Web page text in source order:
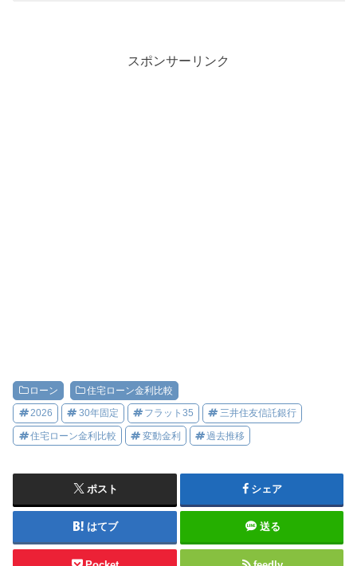
スポンサーリンク
ローン 住宅ローン金利比較
2026 30年固定 フラット35 三井住友信託銀行
住宅ローン金利比較 変動金利 過去推移
ポスト シェア
はてブ 送る